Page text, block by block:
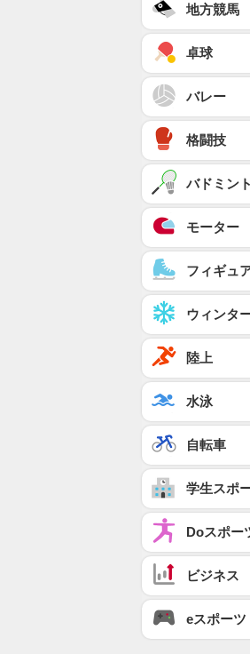
地方競馬
卓球
バレー
格闘技
バドミン
モーター
フィギュ
ウィンタ
陸上
水泳
自転車
学生スポ
Doスポー
ビジネス
eスポーツ